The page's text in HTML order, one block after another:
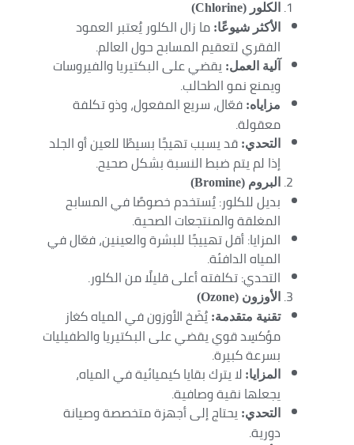
الكلور (Chlorine)
الأكثر شيوعًا: ما زال الكلور يُعتبر العمود
الفقري لتعقيم المسابح حول العالم.
آلية العمل: يقضي على البكتيريا والفيروسات
ويمنع نمو الطحالب.
مزاياه: فعّال، سريع المفعول، وذو تكلفة
معقولة.
التحدي: قد يسبب تهيجًا بسيطًا للعين أو الجلد
إذا لم يتم ضبط النسبة بشكل صحيح.
البروم (Bromine)
بديل للكلور: يُستخدم خصوصًا في المسابح
المغلقة والمنتجعات الصحية.
المزايا: أقل تهييجًا للبشرة والعينين، فعّال في
المياه الدافئة.
التحدي: تكلفته أعلى قليلًا من الكلور.
الأوزون (Ozone)
تقنية متقدمة: يُضَخ الأوزون في المياه كغاز
مؤكسِد قوي يقضي على البكتيريا والطفيليات
بسرعة كبيرة.
المزايا: لا يترك بقايا كيميائية في المياه،
يجعلها نقية وصافية.
التحدي: يحتاج إلى أجهزة متخصصة وصيانة
دورية.